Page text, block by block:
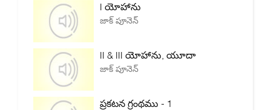
I యోహాను
జాక్ పూనెన్
II & III యోహాను, యూదా
జాక్ పూనెన్
ప్రకటన గ్రంథము - 1